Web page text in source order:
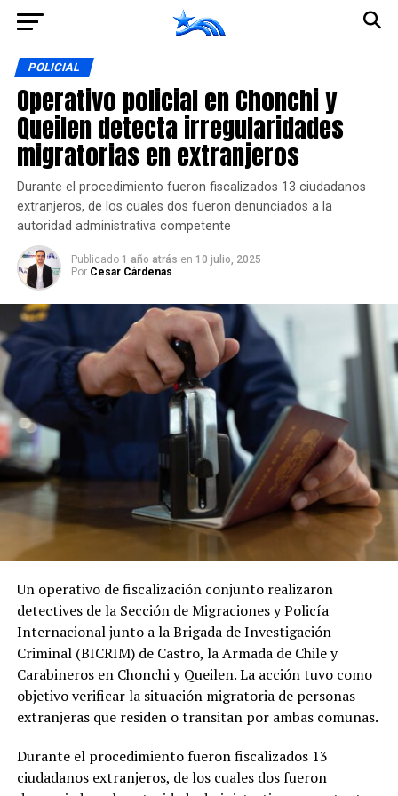
POLICIAL
Operativo policial en Chonchi y
Queilen detecta irregularidades
migratorias en extranjeros
Durante el procedimiento fueron fiscalizados 13 ciudadanos
extranjeros, de los cuales dos fueron denunciados a la
autoridad administrativa competente
Publicado 1 año atrás en 10 julio, 2025
Por Cesar Cárdenas
Un operativo de fiscalización conjunto realizaron
detectives de la Sección de Migraciones y Policía
Internacional junto a la Brigada de Investigación
Criminal (BICRIM) de Castro, la Armada de Chile y
Carabineros en Chonchi y Queilen. La acción tuvo como
objetivo verificar la situación migratoria de personas
extranjeras que residen o transitan por ambas comunas.
Durante el procedimiento fueron fiscalizados 13
ciudadanos extranjeros, de los cuales dos fueron
Ir a la versión móvil